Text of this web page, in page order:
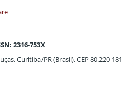
2316-753X
Curitiba/PR (Brasil). CEP 80.220-181